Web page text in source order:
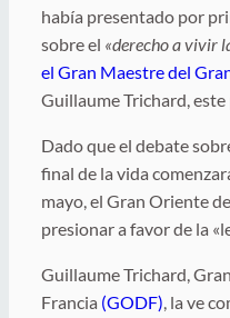
había presentado por
sobre el «derecho a vivir
el Gran Maestre del
Guillaume Trichard,
Dado que el debate
final de la vida
mayo, el Gran Oriente
presionar a favor de la
Guillaume Trichard,
Francia (GODF), la ve